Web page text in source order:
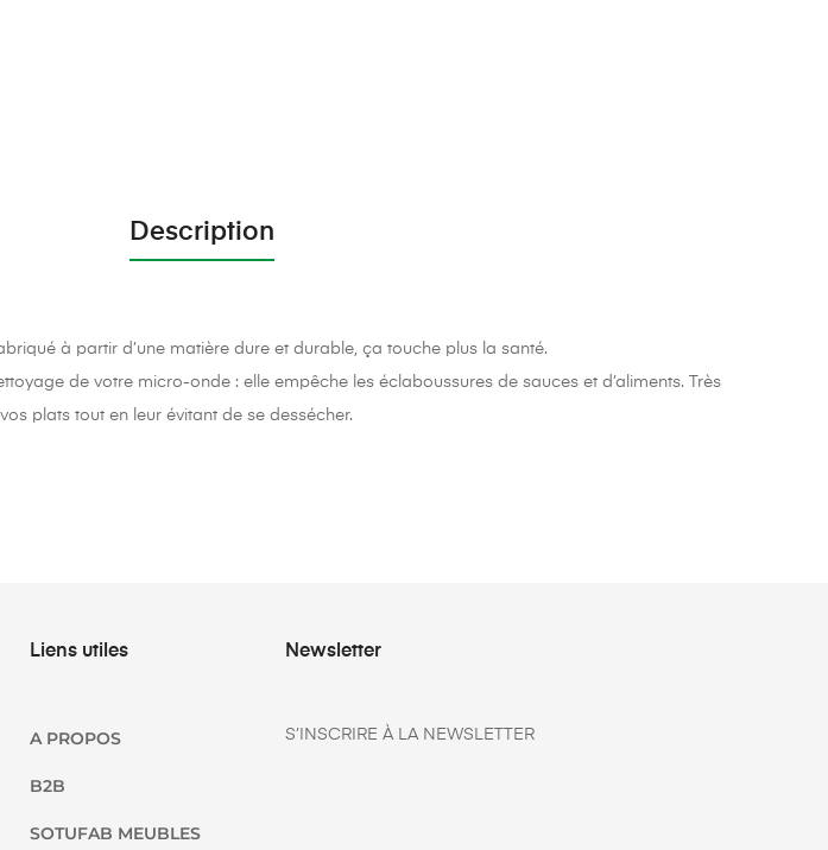
Description
à partir d’une matière dure et durable, ça touche plus la santé.
de votre micro-onde : elle empêche les éclaboussures de sauces et d’aliments. Très
plats tout en leur évitant de se dessécher.
Liens utiles
A PROPOS
B2B
SOTUFAB MEUBLES
Newsletter
S’INSCRIRE À LA NEWSLETTER